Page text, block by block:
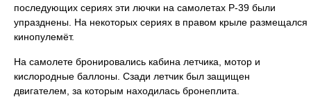
последующих сериях эти лючки на самолетах Р-39 были
упразднены. На некоторых сериях в правом крыле размещался
кинопулемёт.
На самолете бронировались кабина летчика, мотор и
кислородные баллоны. Сзади летчик был защищен
двигателем, за которым находилась бронеплита.